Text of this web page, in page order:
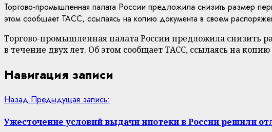
Торгово-промышленная палата России предложила снизить размер
этом сообщает ТАСС, ссылаясь на копию документа в своем
Торгово-промышленная палата России предложила снизить
в течение двух лет. Об этом сообщает ТАСС, ссылаясь на
Навигация записи
Назад Предыдущая запись:
Ужесточение условий выдачи ипотеки в России решили